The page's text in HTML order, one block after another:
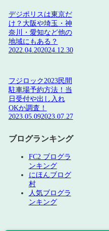
デジポリスは東京だ
け？大阪や埼玉・神
奈川・愛知など他の
地域にもある？
2022.04.202024.12.30
フジロック2023民間
駐車場予約方法！当
日受付や出し入れ
OKか調査！
2023.05.092023.07.27
ブログランキング
FC2 ブログラ
ンキング
にほんブログ
村
人気ブログラ
ンキング